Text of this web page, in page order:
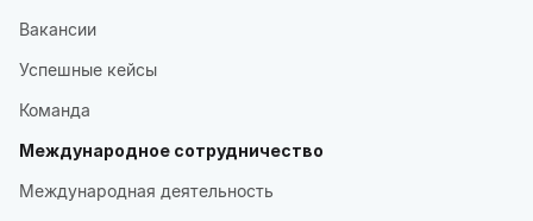
Вакансии
Успешные кейсы
Команда
Международное сотрудничество
Международная деятельность